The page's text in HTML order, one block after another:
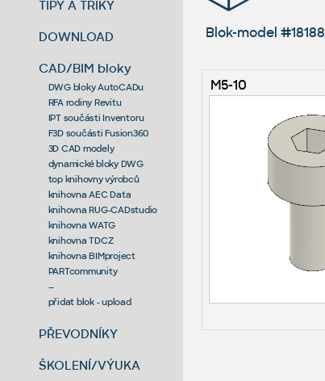
TIPY A TRIKY
DOWNLOAD
CAD/BIM bloky
DWG bloky AutoCADu
RFA rodiny Revitu
IPT součásti Inventoru
F3D součásti Fusion360
3D CAD modely
dynamické bloky DWG
top knihovny výrobců
knihovna AEC Data
knihovna RUG-CADstudio
knihovna WATG
knihovna TDCZ
knihovna BIMproject
PARTcommunity
--
přidat blok - upload
PŘEVODNÍKY
ŠKOLENÍ/VÝUKA
Blok-model #18188
M5-10